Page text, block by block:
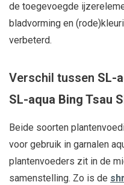
de toegevoegde
bladvorming en
verbeterd.
Verschil tussen SL-
SL-aqua Bing Tsau
Beide soorten
voor gebruik in garnalen
plantenvoeders zit in de
samenstelling. Zo is de